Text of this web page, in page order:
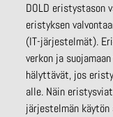
DOLD eristystason
eristyksen
(IT-järjestelmät).
verkon ja
hälyttävät, jos
alle. Näin
järjestelmän käytön